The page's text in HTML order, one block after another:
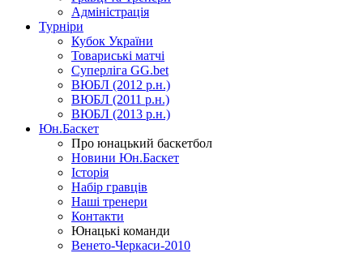
Адміністрація
Турніри
Кубок України
Товариські матчі
Суперліга GG.bet
ВЮБЛ (2012 р.н.)
ВЮБЛ (2011 р.н.)
ВЮБЛ (2013 р.н.)
Юн.Баскет
Про юнацький баскетбол
Новини Юн.Баскет
Історія
Набір гравців
Наші тренери
Контакти
Юнацькі команди
Венето-Черкаси-2010